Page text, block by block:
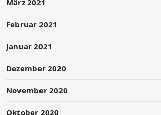
Februar 2021
Januar 2021
Dezember 2020
November 2020
Oktober 2020